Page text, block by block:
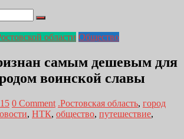
области Общество
самым дешевым для
воинской славы
0 Comment .Ростовская область, город
, НТК, общество, путешествие,